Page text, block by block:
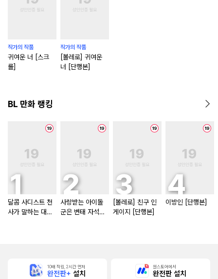
작가의 작품
귀여운 너 [스크
롤]
작가의 작품
[볼레로] 귀여운
너 [단행본]
BL 만화 랭킹
달콤 사디스트 천
사가 말하는 대로
사랑받는 아이돌
군은 변태 자석
[볼레로] 친구 인
게이지 [단행본]
이방인 [단행본]
10배 적립, 2시간 먼저
완전판+ 설치
원스토어에서
완전판 설치